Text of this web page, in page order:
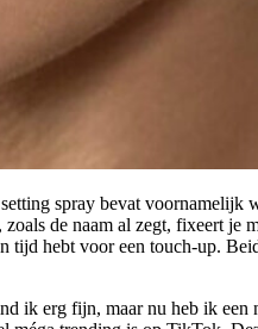
spray bevat voornamelijk
de naam al zegt, fixeert je
tijd hebt voor een touch-up.
ik erg fijn, maar nu heb ik een